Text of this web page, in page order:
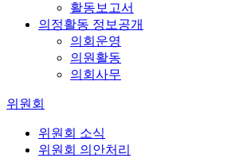
활동보고서
의정활동 정보공개
의회운영
의원활동
의회사무
위원회
위원회 소식
위원회 의안처리